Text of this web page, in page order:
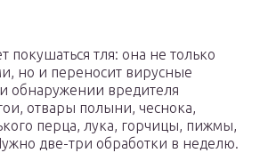
покушаться тля: она не только
но и переносит вирусные
обнаружении вредителя
отвары полыни, чеснока,
перца, лука, горчицы, пижмы,
две-три обработки в неделю.